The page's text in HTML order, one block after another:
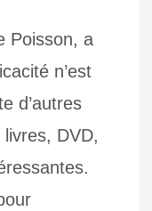
Poisson, a
n’est
d’autres
DVD,